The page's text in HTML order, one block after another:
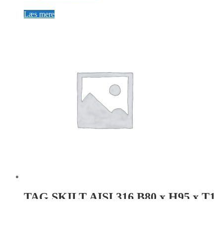
Læs mere
TAG SKILT AISI 316 B80 x H95 x T1